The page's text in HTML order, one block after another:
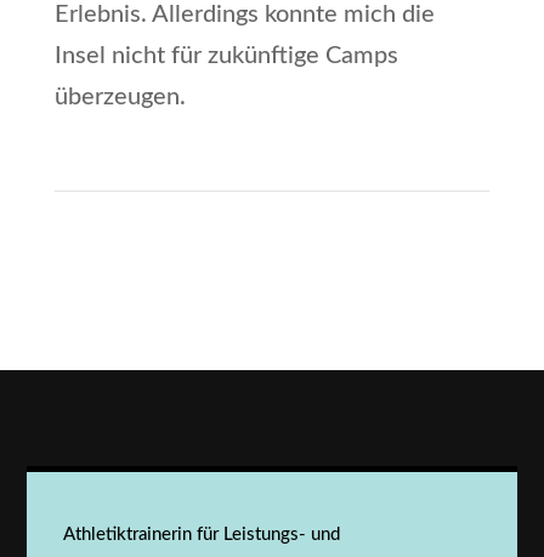
Erlebnis. Allerdings konnte mich die
Insel nicht für zukünftige Camps
überzeugen.
Athletiktrainerin für Leistungs- und